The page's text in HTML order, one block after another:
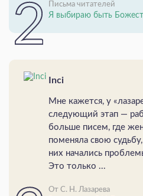
Письма читателей
Я выбираю быть
Inci
Мне кажется, у
следующий этап —
больше писем, где
поменяла свою
них начались
Это только ...
От С. Н. Лазарева